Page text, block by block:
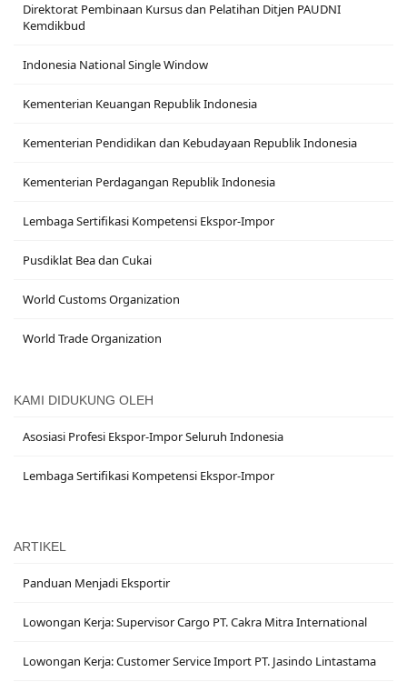
Direktorat Pembinaan Kursus dan Pelatihan Ditjen PAUDNI
Kemdikbud
Indonesia National Single Window
Kementerian Keuangan Republik Indonesia
Kementerian Pendidikan dan Kebudayaan Republik Indonesia
Kementerian Perdagangan Republik Indonesia
Lembaga Sertifikasi Kompetensi Ekspor-Impor
Pusdiklat Bea dan Cukai
World Customs Organization
World Trade Organization
KAMI DIDUKUNG OLEH
Asosiasi Profesi Ekspor-Impor Seluruh Indonesia
Lembaga Sertifikasi Kompetensi Ekspor-Impor
ARTIKEL
Panduan Menjadi Eksportir
Lowongan Kerja: Supervisor Cargo PT. Cakra Mitra International
Lowongan Kerja: Customer Service Import PT. Jasindo Lintastama